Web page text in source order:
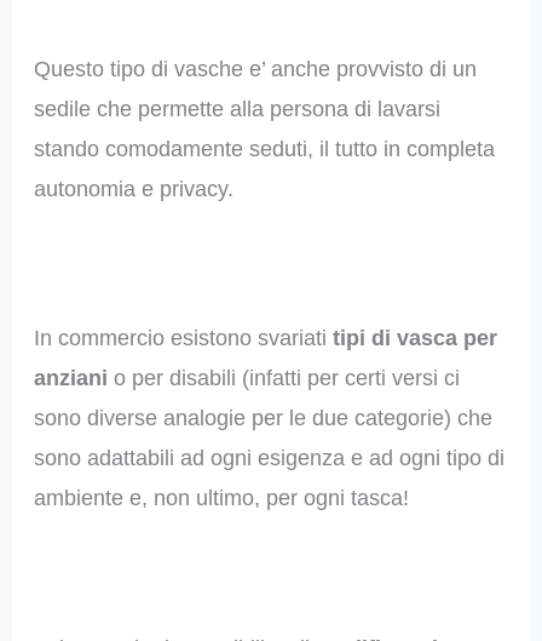
Questo tipo di vasche e’ anche provvisto di un
sedile che permette alla persona di lavarsi
stando comodamente seduti, il tutto in completa
autonomia e privacy.
In commercio esistono svariati tipi di vasca per
anziani o per disabili (infatti per certi versi ci
sono diverse analogie per le due categorie) che
sono adattabili ad ogni esigenza e ad ogni tipo di
ambiente e, non ultimo, per ogni tasca!